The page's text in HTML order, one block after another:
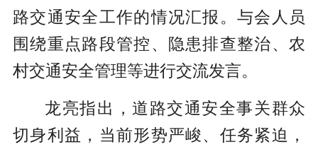
路交通安全工作的情况汇报。与会人员
围绕重点路段管控、隐患排查整治、农
村交通安全管理等进行交流发言。
龙亮指出，道路交通安全事关群众
切身利益，当前形势严峻、任务紧迫，